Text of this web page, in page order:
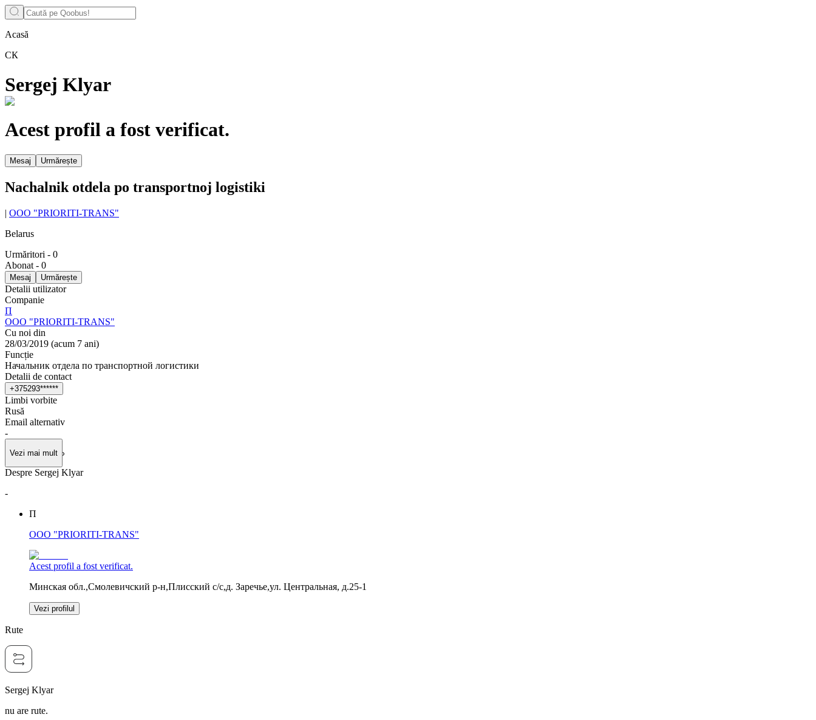
Acasă
СК
Sergej Klyar
Acest profil a fost verificat.
Mesaj Urmărește
Nachalnik otdela po transportnoj logistiki
| OOO "PRIORITI-TRANS"
Belarus
Urmăritori - 0
Abonat - 0
Mesaj Urmărește
Detalii utilizator
Companie
П
OOO "PRIORITI-TRANS"
Cu noi din
28/03/2019 (acum 7 ani)
Funcție
Начальник отдела по транспортной логистики
Detalii de contact
+375293******
Limbi vorbite
Rusă
Email alternativ
-
Vezi mai mult
Despre Sergej Klyar
-
П
OOO "PRIORITI-TRANS"
Acest profil a fost verificat.
Минская обл.,Смолевичский р-н,Плисский с/с,д. Заречье,ул. Центральная, д.25-1
Vezi profilul
Rute
Sergej Klyar
nu are rute.